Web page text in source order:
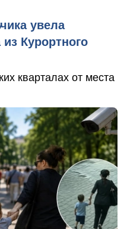
увела
Курортного
кварталах от места